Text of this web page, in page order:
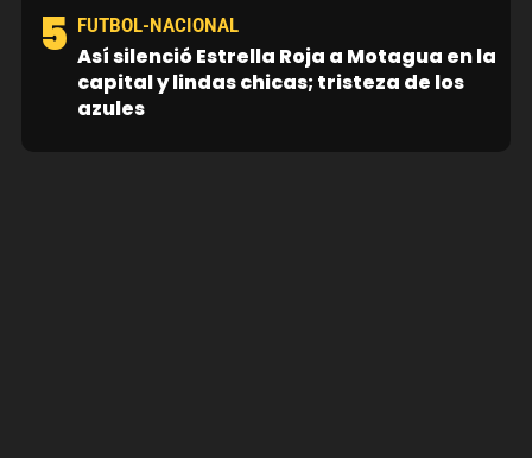
5 FUTBOL-NACIONAL
Así silenció Estrella Roja a Motagua en la
capital y lindas chicas; tristeza de los
azules